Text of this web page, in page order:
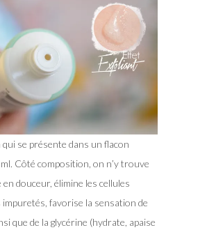
qui se présente dans un flacon
Côté composition, on n’y trouve
en douceur, élimine les cellules
favorise la sensation de
que de la glycérine (hydrate, apaise